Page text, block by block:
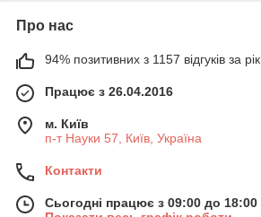
Про нас
94% позитивних з 1157 відгуків за рік
Працює з 26.04.2016
м. Київ
п-т Науки 57, Київ, Україна
Контакти
Сьогодні працює з 09:00 до 18:00